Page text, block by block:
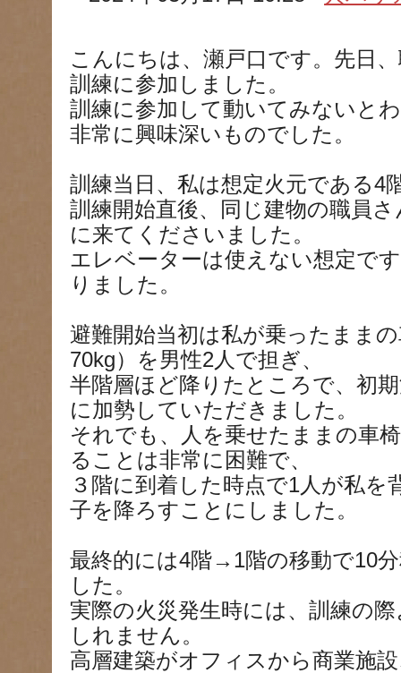
こんにちは、瀬戸口です。先日
訓練に参加しました。
訓練に参加して動いてみないと
非常に興味深いものでした。
訓練当日、私は想定火元である4
訓練開始直後、同じ建物の職員
に来てくださいました。
エレベーターは使えない想定で
りました。
避難開始当初は私が乗ったまま
70kg）を男性2人で担ぎ、
半階層ほど降りたところで、初
に加勢していただきました。
それでも、人を乗せたままの車
ることは非常に困難で、
３階に到着した時点で1人が私を
子を降ろすことにしました。
最終的には4階→1階の移動で10
した。
実際の火災発生時には、訓練の
しれません。
高層建築がオフィスから商業施